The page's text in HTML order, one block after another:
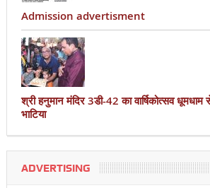
Admission advertisment
श्री हनुमान मंदिर 3डी-42 का वार्षिकोत्सव धूमधाम
भाटिया
ADVERTISING